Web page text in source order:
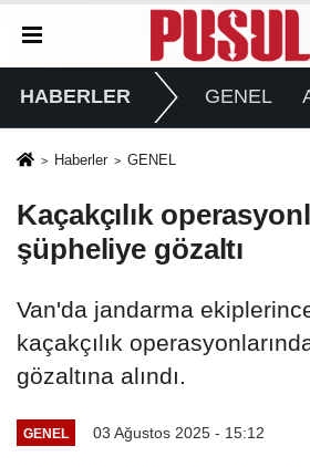
HABERLER GENEL
Haberler GENEL
Kaçakçılık
şüpheliye gözaltı
Van'da jandarma
kaçakçılık
gözaltına alındı.
GENEL 03 Ağustos 2025 - 15:12